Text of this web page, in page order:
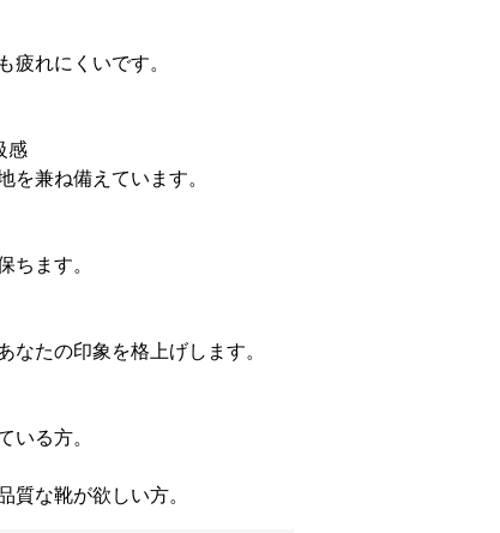
疲れにくいです。
感
を兼ね備えています。
ちます。
なたの印象を格上げします。
いる方。
質な靴が欲しい方。